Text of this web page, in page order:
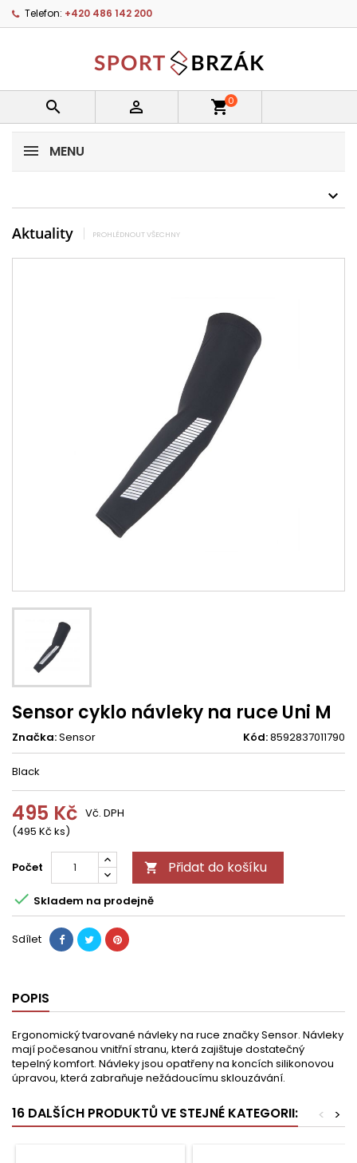
Telefon: +420 486 142 200
  shopping_cart0
MENU
Aktuality PROHLÉDNOUT VŠECHNY
Sensor cyklo návleky na ruce Uni M
Značka:Sensor Kód:8592837011790
Black
495 Kč
(495 Kč ks)
Vč. DPH
Počet  Přidat do košíku
 Skladem na prodejně
Sdílet
POPIS
Ergonomický tvarované návleky na ruce značky Sensor. Návleky
mají počesanou vnitřní stranu, která zajištuje dostatečný
tepelný komfort. Návleky jsou opatřeny na koncích silikonovou
úpravou, která zabraňuje nežádoucímu sklouzávání.
16 DALŠÍCH PRODUKTŮ VE STEJNÉ KATEGORII: >
<